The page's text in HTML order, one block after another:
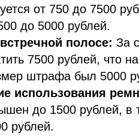
от 750 до 7500
до 5000 рублей.
полосе: За
7500 рублей, что
штрафа был 5000
использования
до 1500 рублей, в
рублей.